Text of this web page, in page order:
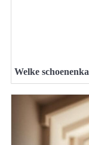
Welke